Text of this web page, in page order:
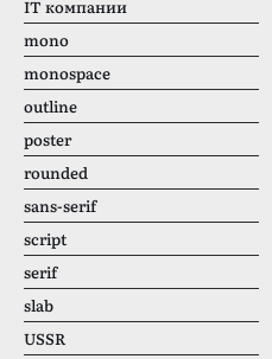
IT компании
mono
monospace
outline
poster
rounded
sans-serif
script
serif
slab
USSR